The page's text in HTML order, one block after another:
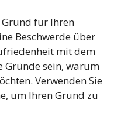
Grund für Ihren
Beschwerde über
mit dem
Gründe sein, warum
Verwenden Sie
um Ihren Grund zu